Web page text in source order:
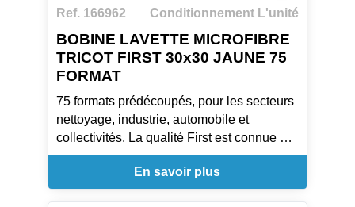
Ref. 166962 Conditionnement L'unité
BOBINE LAVETTE MICROFIBRE
TRICOT FIRST 30x30 JAUNE 75
FORMAT
75 formats prédécoupés, pour les secteurs
nettoyage, industrie, automobile et
collectivités. La qualité First est connue et
appréciée avec ses 300 lavages en
machine et son absorption excellente qui
offrent une alternative parfaite aux bobines
En savoir plus